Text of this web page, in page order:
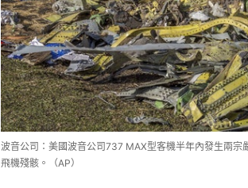
波音公司：美國波音公司737 MAX型客機半年內發生兩
飛機殘骸。（AP）